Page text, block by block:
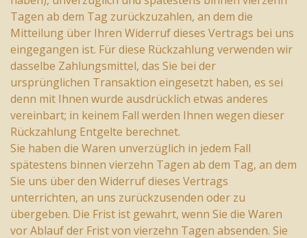
Tagen ab dem Tag zurückzuzahlen, an dem die
Mitteilung über Ihren Widerruf dieses Vertrags bei uns
eingegangen ist. Für diese Rückzahlung verwenden wir
dasselbe Zahlungsmittel, das Sie bei der
ursprünglichen Transaktion eingesetzt haben, es sei
denn mit Ihnen wurde ausdrücklich etwas anderes
vereinbart; in keinem Fall werden Ihnen wegen dieser
Rückzahlung Entgelte berechnet.
Sie haben die Waren unverzüglich in jedem Fall
spätestens binnen vierzehn Tagen ab dem Tag, an dem
Sie uns über den Widerruf dieses Vertrags
unterrichten, an uns zurückzusenden oder zu
übergeben. Die Frist ist gewahrt, wenn Sie die Waren
vor Ablauf der Frist von vierzehn Tagen absenden. Sie